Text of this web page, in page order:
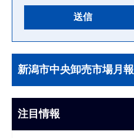
文
こ
ま
で
サ
ブ
ビ
新潟市中央卸売市場月報
注目情報